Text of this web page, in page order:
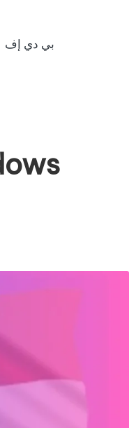
بي دي إف